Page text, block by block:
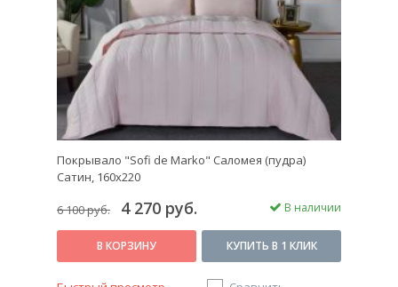
Покрывало "Sofi de Marko" Саломея (пудра)
Сатин, 160х220
6 100 руб. 4 270 руб. В наличии
В КОРЗИНУ КУПИТЬ В 1 КЛИК